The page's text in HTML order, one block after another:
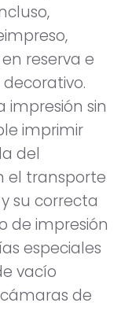
reserva e
impresión sin
imprimir
del
el transporte
su correcta
de impresión
especiales
vacío
de